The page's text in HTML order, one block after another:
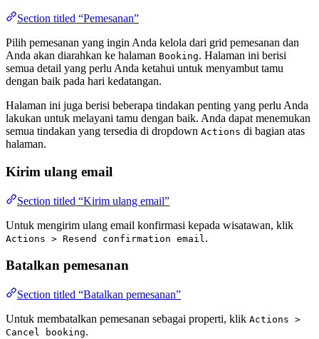
Section titled “Pemesanan”
Pilih pemesanan yang ingin Anda kelola dari grid pemesanan dan
Anda akan diarahkan ke halaman Booking. Halaman ini berisi
semua detail yang perlu Anda ketahui untuk menyambut tamu
dengan baik pada hari kedatangan.
Halaman ini juga berisi beberapa tindakan penting yang perlu Anda
lakukan untuk melayani tamu dengan baik. Anda dapat menemukan
semua tindakan yang tersedia di dropdown Actions di bagian atas
halaman.
Kirim ulang email
Section titled “Kirim ulang email”
Untuk mengirim ulang email konfirmasi kepada wisatawan, klik
Actions > Resend confirmation email .
Batalkan pemesanan
Section titled “Batalkan pemesanan”
Untuk membatalkan pemesanan sebagai properti, klik Actions >
Cancel booking.